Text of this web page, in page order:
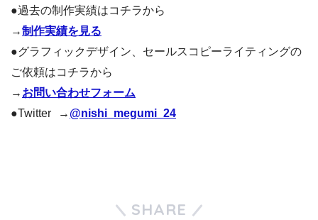
●過去の制作実績はコチラから
→制作実績を見る
●グラフィックデザイン、セールスコピーライティングの
ご依頼はコチラから
→ お問い合わせフォーム
●Twitter → @nishi_megumi_24
SHARE